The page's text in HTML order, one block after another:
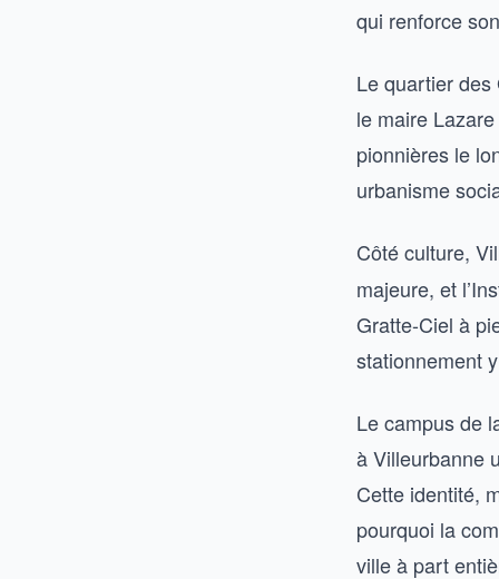
qui renforce
Le quartier
le maire
pionnières le
urbanisme
Côté culture,
majeure, et
Gratte-Ciel à
stationnement
Le campus de
à Villeurbanne
Cette identité,
pourquoi la
ville à part